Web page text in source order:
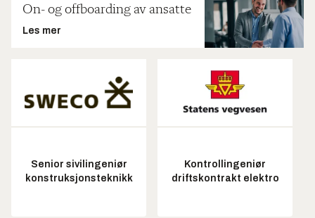
On- og offboarding av ansatte
Les mer
Senior sivilingeniør
konstruksjonsteknikk
Kontrollingeniør
driftskontrakt elektro